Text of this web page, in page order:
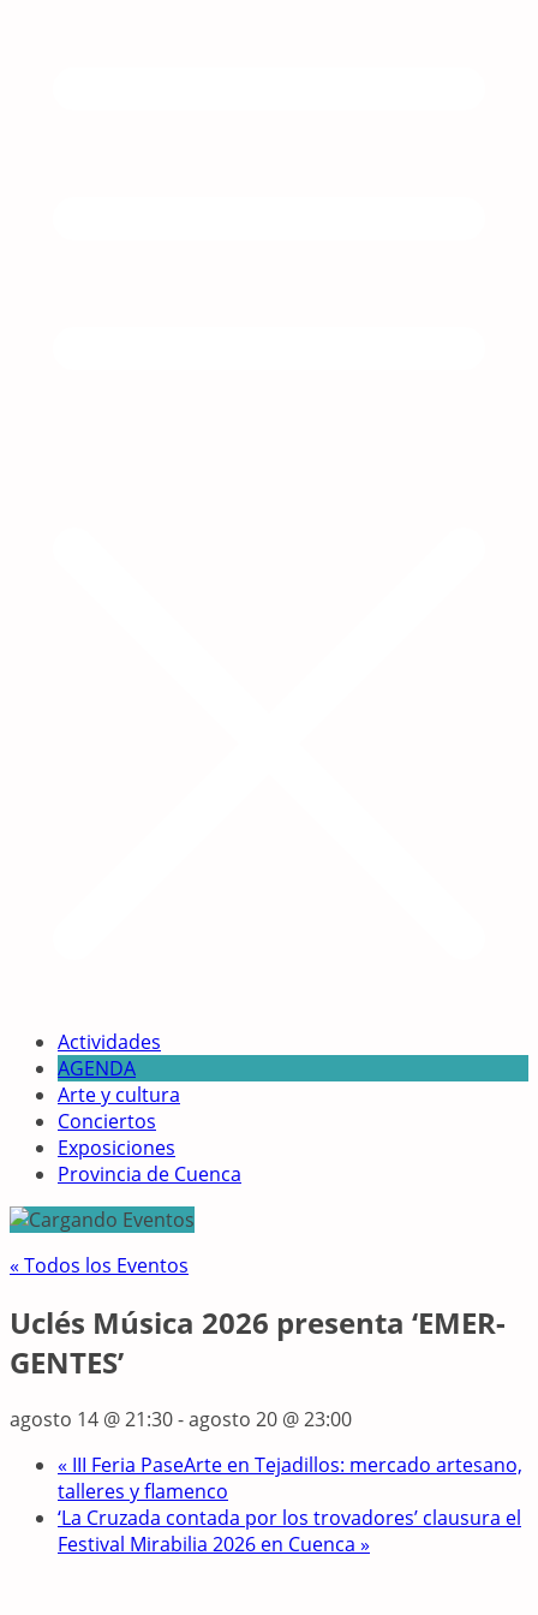
Actividades
AGENDA
Arte y cultura
Conciertos
Exposiciones
Provincia de Cuenca
« Todos los Eventos
Uclés Música 2026 presenta ‘EMER-
GENTES’
agosto 14 @ 21:30-agosto 20 @ 23:00
« III Feria PaseArte en Tejadillos: mercado artesano,
talleres y flamenco
‘La Cruzada contada por los trovadores’ clausura el
Festival Mirabilia 2026 en Cuenca »